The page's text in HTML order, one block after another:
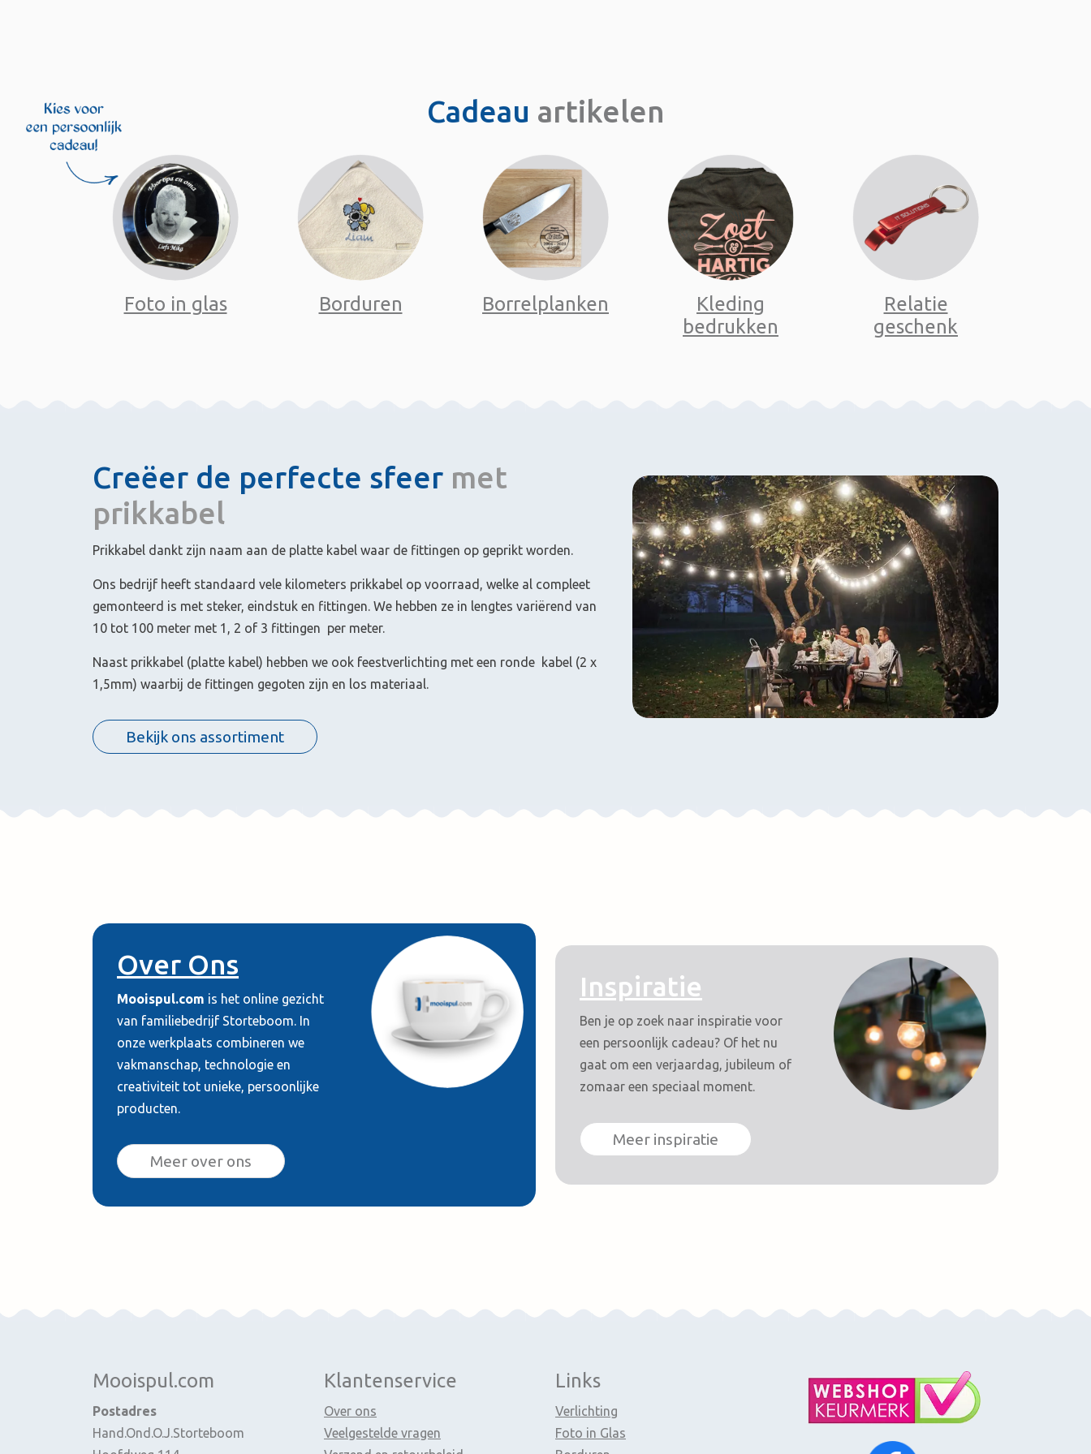
Cadeau artikelen
Foto in glas Borduren Borrelplanken
Kleding
bedrukken
Relatie
geschenk
Creëer de perfecte sfeer met
prikkabel
Prikkabel dankt zijn naam aan de platte kabel waar de fittingen op geprikt worden.
Ons bedrijf heeft standaard vele kilometers prikkabel op voorraad, welke al compleet
gemonteerd is met steker, eindstuk en fittingen. We hebben ze in lengtes variërend van
10 tot 100 meter met 1, 2 of 3 fittingen per meter.
Naast prikkabel (platte kabel) hebben we ook feestverlichting met een ronde kabel (2 x
1,5mm) waarbij de fittingen gegoten zijn en los materiaal.
Bekijk ons assortiment
Over Ons
Mooispul.com is het online gezicht
van familiebedrijf Storteboom. In
onze werkplaats combineren we
vakmanschap, technologie en
creativiteit tot unieke, persoonlijke
producten.
Meer over ons
Inspiratie
Ben je op zoek naar inspiratie voor
een persoonlijk cadeau? Of het nu
gaat om een verjaardag, jubileum of
zomaar een speciaal moment.
Meer inspiratie
Mooispul.com
Postadres
Hand.Ond.O.J.Storteboom
Klantenservice
Over ons
Veelgestelde vragen
Links
Verlichting
Foto in Glas